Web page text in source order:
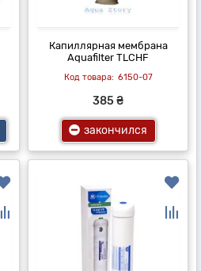
Капиллярная мембрана
Aquafilter TLCHF
6150-07
385 ₴
закончился